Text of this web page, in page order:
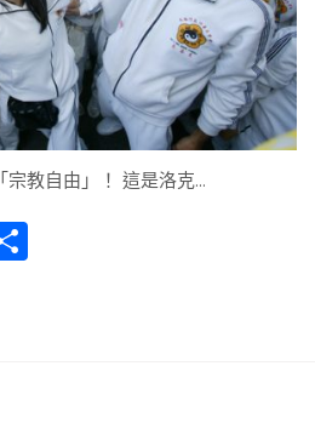
宗教自由」！ 這是洛克…